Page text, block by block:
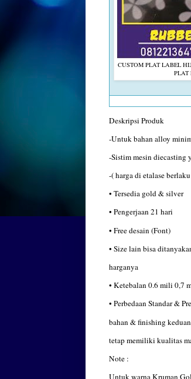
CUSTOM PLAT LABEL
PLAT
Deskripsi Produk
-Untuk bahan alloy
-Sistim mesin diecasting
-( harga di etalase
• Tersedia gold & silver
• Pengerjaan 21 hari
• Free desain (Font)
• Size lain bisa
harganya
• Ketebalan 0.6 mili 0,7
• Perbedaan Standar &
bahan & finishing
tetap memiliki kualitas
Note :
Untuk warna Kruman